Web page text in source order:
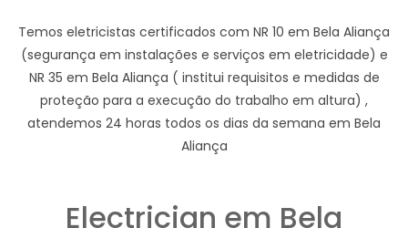
Temos eletricistas certificados com NR 10 em Bela Aliança
(segurança em instalações e serviços em eletricidade) e
NR 35 em Bela Aliança ( institui requisitos e medidas de
proteção para a execução do trabalho em altura) ,
atendemos 24 horas todos os dias da semana em Bela
Aliança
Electrician em Bela